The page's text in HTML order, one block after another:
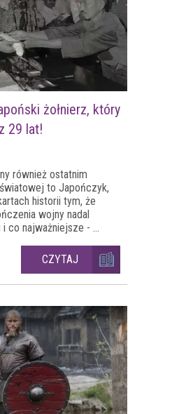
żołnierz, który
29 lat!
również ostatnim
to Japończyk,
historii tym, że
wojny nadal
co najważniejsze - ...
CZYTAJ